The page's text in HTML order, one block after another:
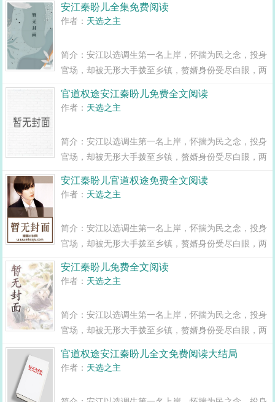
变全县最年轻正科级干部且看安江如何一路横空直撞，
安江秦盼儿全集免费阅读
作者： 天选之主
简介：安江以选调生第一名上岸，怀揣为民之念，投身
官场，却被无形大手拨至乡镇，赘婿身份受尽白眼，两
变全县最年轻正科级干部且看安江如何一路横空直撞，
官道权途安江秦盼儿免费全文阅读
作者： 天选之主
简介：安江以选调生第一名上岸，怀揣为民之念，投身
官场，却被无形大手拨至乡镇，赘婿身份受尽白眼，两
变全县最年轻正科级干部且看安江如何一路横空直撞，
安江秦盼儿官道权途免费全文阅读
作者： 天选之主
简介：安江以选调生第一名上岸，怀揣为民之念，投身
官场，却被无形大手拨至乡镇，赘婿身份受尽白眼，两
变全县最年轻正科级干部且看安江如何一路横空直撞，
安江秦盼儿免费全文阅读
作者： 天选之主
简介：安江以选调生第一名上岸，怀揣为民之念，投身
官场，却被无形大手拨至乡镇，赘婿身份受尽白眼，两
变全县最年轻正科级干部且看安江如何一路横空直撞，
官道权途安江秦盼儿全文免费阅读大结局
作者： 天选之主